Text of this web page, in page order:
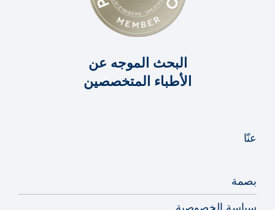
البحث الموجه عن
الأطباء المتخصصين
عنّا
بصمة
سياسة الخصوصية